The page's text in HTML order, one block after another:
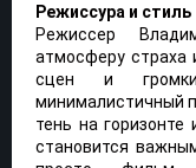
Режиссура и стиль
Режиссер
атмосферу страха
сцен и
минималистичный
тень на
становится